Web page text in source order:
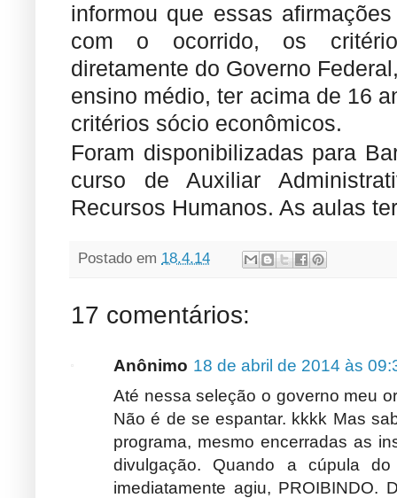
informou que essas
com o ocorrido, os
diretamente do Governo
ensino médio, ter acima de 16
critérios sócio econômicos.
Foram disponibilizadas para
curso de Auxiliar
Recursos Humanos. As aulas
Postado em 18.4.14
17 comentários:
Anônimo 18 de abril de 2014 às
Até nessa seleção o governo meu
Não é de se espantar. kkkk Mas
programa, mesmo encerradas as
divulgação. Quando a cúpula
imediatamente agiu, PROIBINDO.